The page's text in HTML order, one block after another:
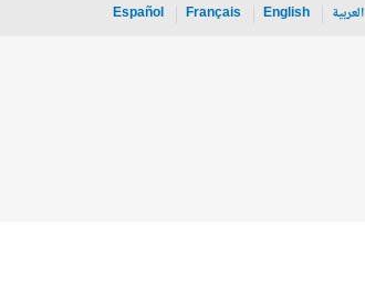
العربية English
Français
Español